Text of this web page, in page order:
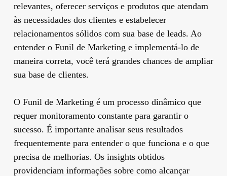
relevantes, oferecer serviços e produtos que atendam
às necessidades dos clientes e estabelecer
relacionamentos sólidos com sua base de leads. Ao
entender o Funil de Marketing e implementá-lo de
maneira correta, você terá grandes chances de ampliar
sua base de clientes.
O Funil de Marketing é um processo dinâmico que
requer monitoramento constante para garantir o
sucesso. É importante analisar seus resultados
frequentemente para entender o que funciona e o que
precisa de melhorias. Os insights obtidos
providenciam informações sobre como alcançar